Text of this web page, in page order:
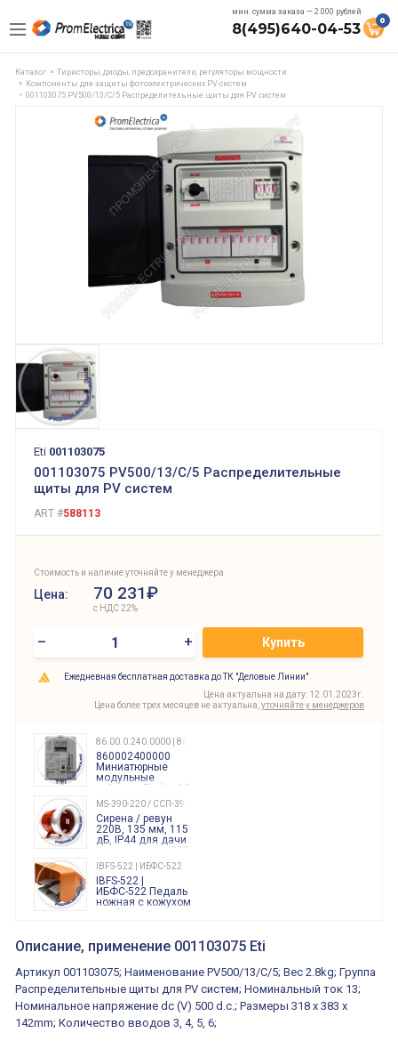
мин. сумма заказа — 2.000 рублей
8(495)640-04-53 0
Каталог
Тиристоры, диоды, предохранители, регуляторы мощности
Компоненты для защиты фотоэлектрических PV-систем
001103075 PV500/13/C/5 Распределительные щиты для PV систем
Eti 001103075
001103075 PV500/13/C/5 Распределительные
щиты для PV систем
ART #588113
Стоимость и наличие уточняйте у менеджера
Цена: 70 231₽
с НДС 22%
– + Купить
Ежедневная бесплатная доставка до ТК "Деловые Линии"
Цена актуальна на дату: 12.01.2023г.
Цена более трех месяцев не актуальна, уточняйте у менеджеров
86.00.0.240.0000 | 860002400000
860002400000
Миниатюрные
модульные
таймеры Finder, 12-
240 Вольт AC/DC
Finder
86.00.0.240.0000
MS-390-220 / ССП-390 220В
Сирена / ревун
220В, 135 мм, 115
дБ, IP44 для дачи
производства 220
Вольт звук ситены
"пожарная
тревога"
IBFS-522 | ИБФС-522
IBFS-522 |
ИБФС-522 Педаль
ножная с кожухом
двойная,
15Ампер 250В
XVR13M05L
Маячок
оранжевый
230VAC 130мм
ВКН8108
ВКН8108
Концевой
выключатель /
Описание, применение 001103075 Eti
Артикул 001103075; Наименование PV500/13/C/5; Вес 2.8kg; Группа
Распределительные щиты для PV систем; Номинальный ток 13;
Номинальное напряжение dc (V) 500 d.c.; Размеры 318 x 383 x
142mm; Количество вводов 3, 4, 5, 6;